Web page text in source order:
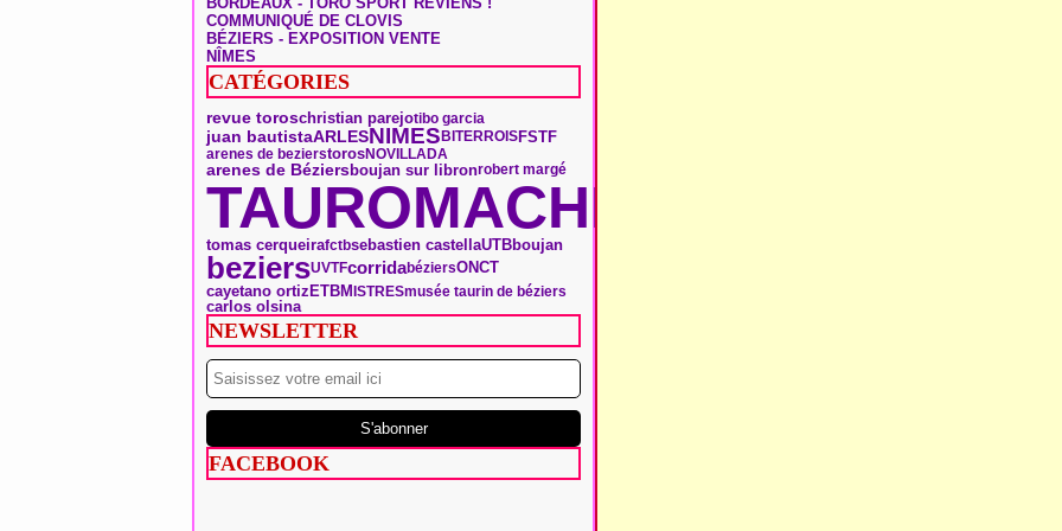
COMMUNIQUÉ DE CLOVIS
BÉZIERS - EXPOSITION VENTE
NÎMES
CATÉGORIES
revue toroschristian parejotibo garcia
juan bautistaARLESNIMES BITERROISFSTF
arenes de bezierstorosNOVILLADA
arenes de Béziersboujan sur libronrobert margé
TAUROMACHIE
tomas cerqueirafctbsebastien castellaUTBboujan
beziersUVTFcorridabéziersONCT
cayetano ortiz ETBMISTRESmusée taurin de béziers
carlos olsina
NEWSLETTER
FACEBOOK